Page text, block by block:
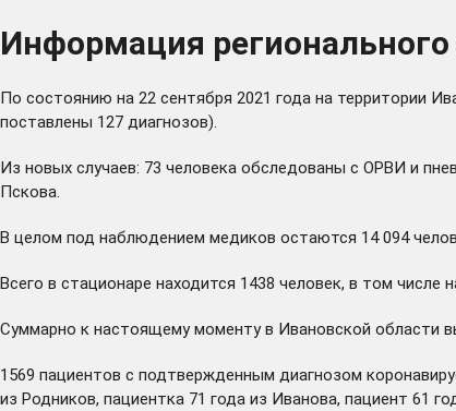
Информация регионального
По состоянию на 22 сентября 2021 года на территории
поставлены 127 диагнозов).
Из новых случаев: 73 человека обследованы с ОРВИ и
Пскова.
В целом под наблюдением медиков остаются 14 094
Всего в стационаре находится 1438 человек, в том
Суммарно к настоящему моменту в Ивановской области
1569 пациентов с подтвержденным диагнозом
из Родников, пациентка 71 года из Иванова, пациент 61